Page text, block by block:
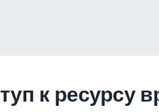
к ресурсу